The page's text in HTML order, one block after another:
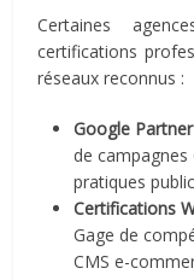
Certaines
certifications
réseaux reconnus :
Google Partner
de
pratiques
Certifications
Gage de
CMS e-